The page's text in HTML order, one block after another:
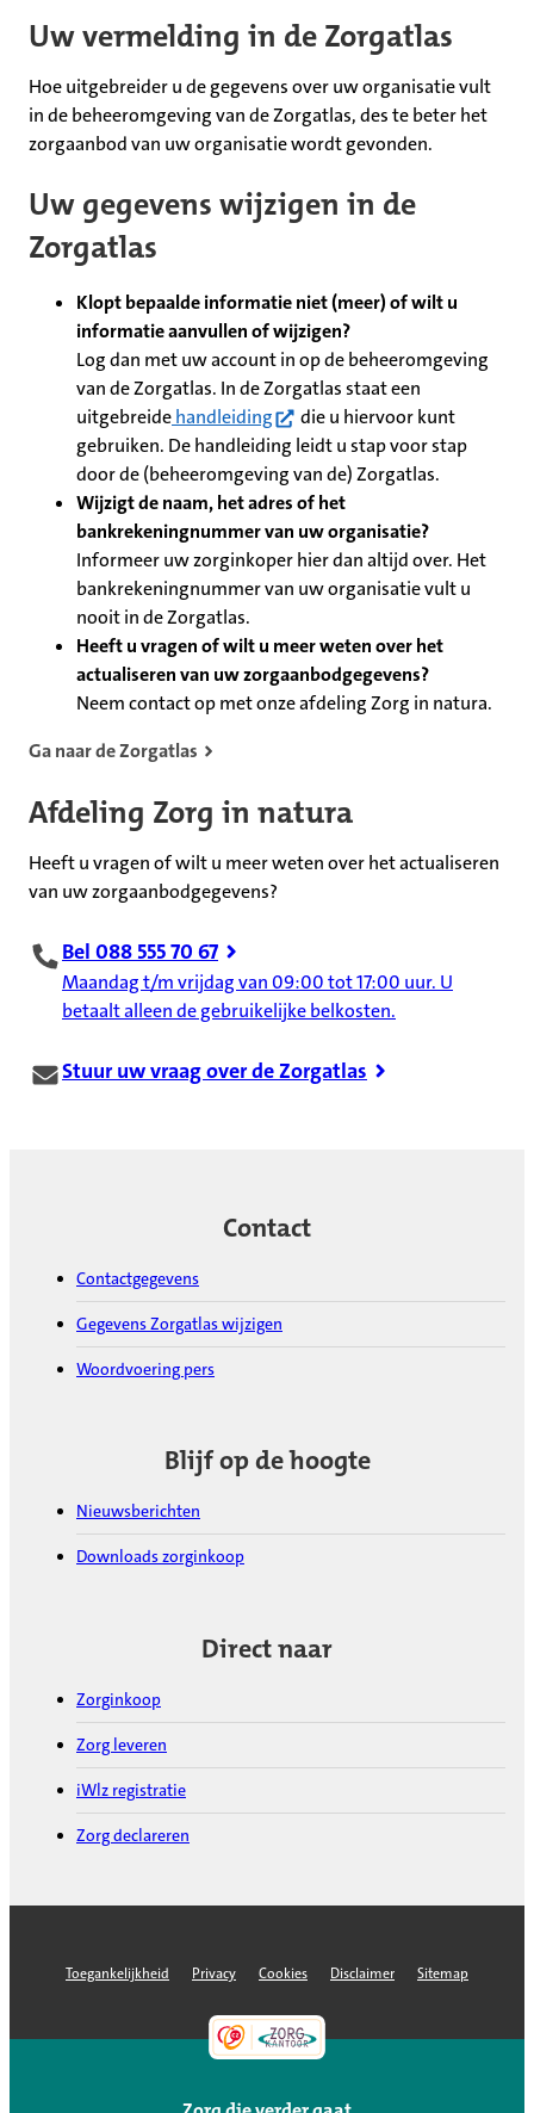
Uw vermelding in de Zorgatlas
Hoe uitgebreider u de gegevens over uw organisatie vult
in de beheeromgeving van de Zorgatlas, des te beter het
zorgaanbod van uw organisatie wordt gevonden.
Uw gegevens wijzigen in de
Zorgatlas
Klopt bepaalde informatie niet (meer) of wilt u
informatie aanvullen of wijzigen?
Log dan met uw account in op de beheeromgeving
van de Zorgatlas. In de Zorgatlas staat een
uitgebreidehandleiding(opent in nieuw tabblad)
die u hiervoor kunt
gebruiken. De handleiding leidt u stap voor stap
door de (beheeromgeving van de) Zorgatlas.
Wijzigt de naam, het adres of het
bankrekeningnummer van uw organisatie?
Informeer uw zorginkoper hier dan altijd over. Het
bankrekeningnummer van uw organisatie vult u
nooit in de Zorgatlas.
Heeft u vragen of wilt u meer weten over het
actualiseren van uw zorgaanbodgegevens?
Neem contact op met onze afdeling Zorg in natura.
Ga naar de Zorgatlas
Afdeling Zorg in natura
Heeft u vragen of wilt u meer weten over het actualiseren
van uw zorgaanbodgegevens?
Bel 088 555 70 67
Maandag t/m vrijdag van 09:00 tot 17:00 uur. U
betaalt alleen de gebruikelijke belkosten.
Stuur uw vraag over de Zorgatlas
Contact
Contactgegevens
Gegevens Zorgatlas wijzigen
Woordvoering pers
Blijf op de hoogte
Nieuwsberichten
Downloads zorginkoop
Direct naar
Zorginkoop
Zorg leveren
iWlz registratie
Zorg declareren
Toegankelijkheid Privacy Cookies Disclaimer Sitemap